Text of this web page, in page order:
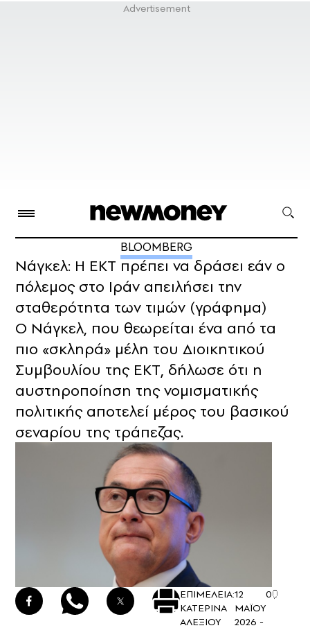
BLOOMBERG
Νάγκελ: Η ΕΚΤ πρέπει να δράσει εάν ο
πόλεμος στο Ιράν απειλήσει την
σταθερότητα των τιμών (γράφημα)
Ο Νάγκελ, που θεωρείται ένα από τα
πιο «σκληρά» μέλη του Διοικητικού
Συμβουλίου της ΕΚΤ, δήλωσε ότι η
αυστηροποίηση της νομισματικής
πολιτικής αποτελεί μέρος του βασικού
σεναρίου της τράπεζας.
ΕΠΙΜΕΛΕΙΑ:
ΚΑΤΕΡΙΝΑ
ΑΛΕΞΙΟΥ
12
ΜΑΪΟΥ
2026 -
0